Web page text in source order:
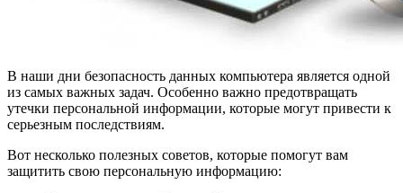
В наши дни безопасность данных компьютера является одной
из самых важных задач. Особенно важно предотвращать
утечки персональной информации, которые могут привести к
серьезным последствиям.
Вот несколько полезных советов, которые помогут вам
защитить свою персональную информацию: